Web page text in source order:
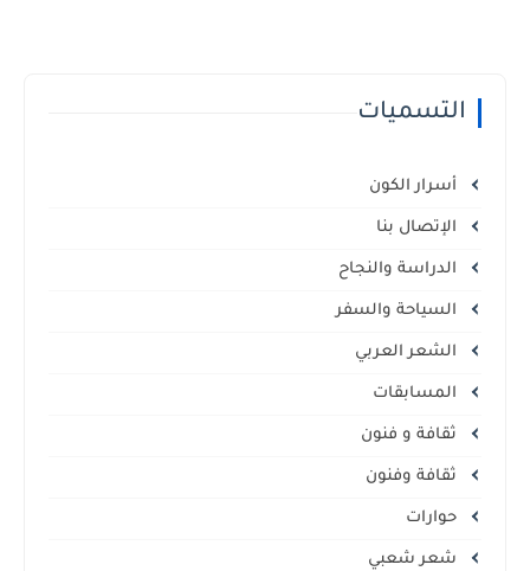
التسميات
أسرار الكون
الإتصال بنا
الدراسة والنجاح
السياحة والسفر
الشعر العربي
المسابقات
ثقافة و فنون
ثقافة وفنون
حوارات
شعر شعبي